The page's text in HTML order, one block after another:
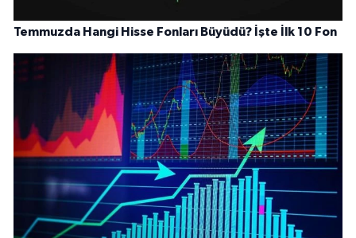
Temmuzda Hangi Hisse Fonları Büyüdü? İşte İlk 10 Fon